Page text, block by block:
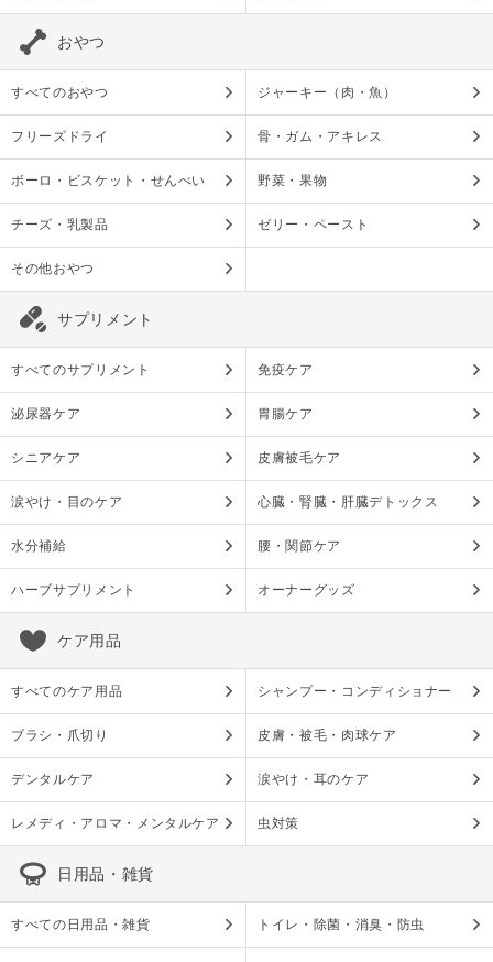
おやつ
すべてのおやつ ジャーキー（肉・魚）
フリーズドライ 骨・ガム・アキレス
ボーロ・ビスケット・せんべい 野菜・果物
チーズ・乳製品 ゼリー・ペースト
その他おやつ
サプリメント
すべてのサプリメント 免疫ケア
泌尿器ケア 胃腸ケア
シニアケア 皮膚被毛ケア
涙やけ・目のケア 心臓・腎臓・肝臓デトックス
水分補給 腰・関節ケア
ハーブサプリメント オーナーグッズ
ケア用品
すべてのケア用品 シャンプー・コンディショナー
ブラシ・爪切り 皮膚・被毛・肉球ケア
デンタルケア 涙やけ・耳のケア
レメディ・アロマ・メンタルケア 虫対策
日用品・雑貨
すべての日用品・雑貨 トイレ・除菌・消臭・防虫